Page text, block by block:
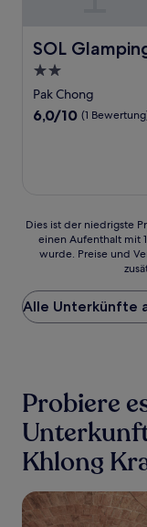
SOL
SOL Glamping at
2.0-
Sterne-
Unterkunft
Pak Chong
6.0
6,0/10 (1
Dies
der
Preis
pro
Nacht,
24 Stunden
für
einen
Aufenthalt
mit
1 Übernachtung
von
2 Erwachsenen
Dies ist der niedrigste
einen Aufenthalt mit
wurde. Preise und
Alle Unterkünfte
Probiere
Khlong
Suche nach